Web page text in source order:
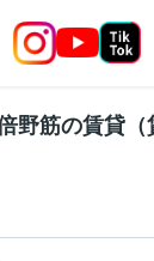
野筋の賃貸